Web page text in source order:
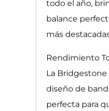
todo el año,
balance
más
Rendimiento
La
diseño de
perfecta para